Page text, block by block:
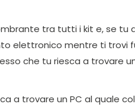
tra tutti i kit e, se tu
elettronico mentre ti trovi
che tu riesca a trovare
a trovare un PC al quale